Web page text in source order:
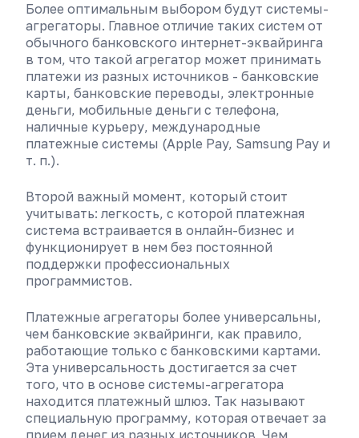
Более оптимальным выбором будут системы-
агрегаторы. Главное отличие таких систем от
обычного банковского интернет-эквайринга
в том, что такой агрегатор может принимать
платежи из разных источников - банковские
карты, банковские переводы, электронные
деньги, мобильные деньги с телефона,
наличные курьеру, международные
платежные системы (Apple Pay, Samsung Pay и
т. п.).
Второй важный момент, который стоит
учитывать: легкость, с которой платежная
система встраивается в онлайн-бизнес и
функционирует в нем без постоянной
поддержки профессиональных
программистов.
Платежные агрегаторы более универсальны,
чем банковские эквайринги, как правило,
работающие только с банковскими картами.
Эта универсальность достигается за счет
того, что в основе системы-агрегатора
находится платежный шлюз. Так называют
специальную программу, которая отвечает за
прием денег из разных источников. Чем